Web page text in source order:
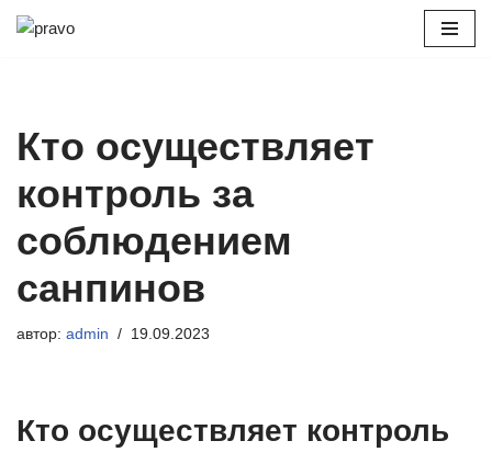
Кто осуществляет
контроль за
соблюдением
санпинов
автор: admin 19.09.2023
Кто осуществляет контроль